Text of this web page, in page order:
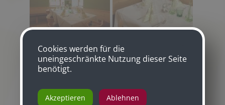
Cookies werden für die
uneingeschränkte Nutzung dieser Seite
benötigt.
Akzeptieren Ablehnen